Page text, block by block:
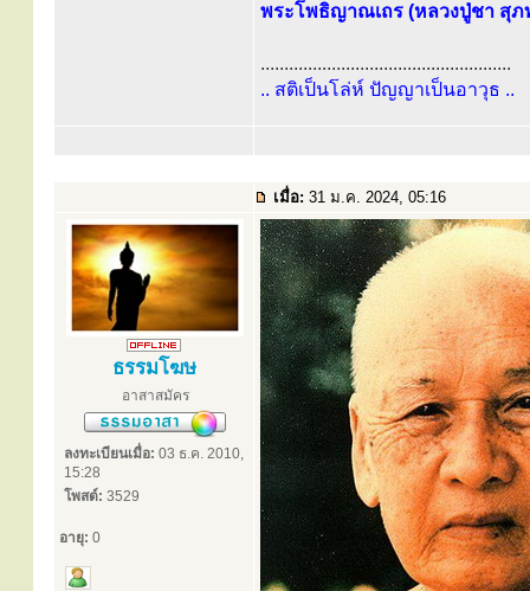
พระโพธิญาณเถร (หลวงปู่ชา สุภ
.....................................................
.. สติเป็นโล่ห์ ปัญญาเป็นอาวุธ ..
เมื่อ: 31 ม.ค. 2024, 05:16
ธรรมโฆษ
อาสาสมัคร
ลงทะเบียนเมื่อ: 03 ธ.ค. 2010,
15:28
โพสต์: 3529
อายุ: 0